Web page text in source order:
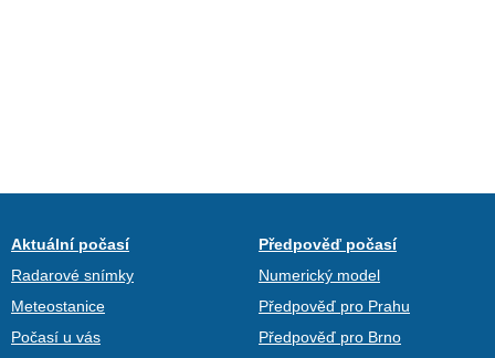
Aktuální počasí
Radarové snímky
Meteostanice
Počasí u vás
Předpověď počasí
Numerický model
Předpověď pro Prahu
Předpověď pro Brno